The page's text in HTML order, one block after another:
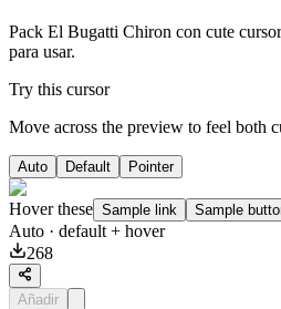
Pack El Bugatti Chiron con cute
para usar.
Try this cursor
Move across the preview to feel both
Auto Default Pointer
Hover these Sample link Sample
Auto · default + hover
268
Añadir